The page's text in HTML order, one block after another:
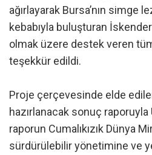
ağırlayarak Bursa’nın simge
kebabıyla buluşturan
olmak üzere destek veren
teşekkür edildi.
Proje çerçevesinde elde
hazırlanacak sonuç raporuyla
raporun Cumalıkızık Dünya
sürdürülebilir yönetimine ve